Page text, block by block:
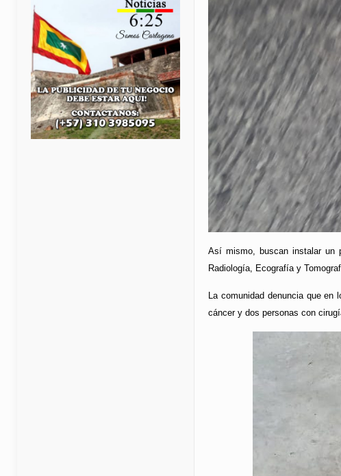
Así mismo, buscan instalar un
Radiología, Ecografía y
La comunidad denuncia que en
cáncer y dos personas con